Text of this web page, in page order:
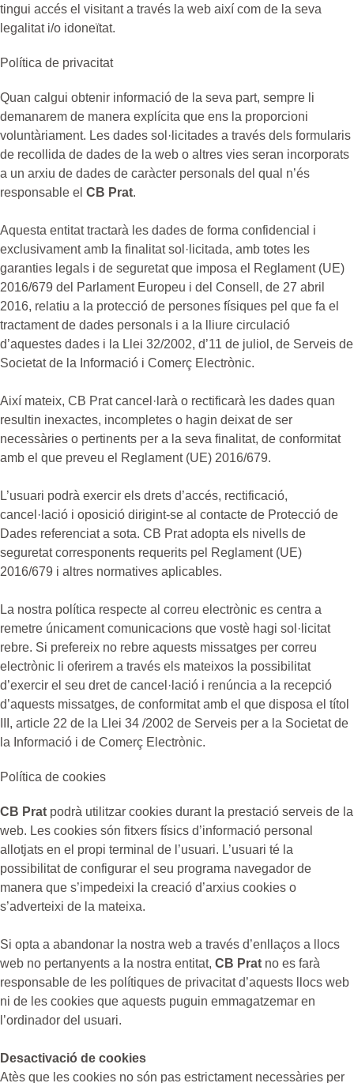
tingui accés el visitant a través la web així com de la seva
legalitat i/o idoneïtat.
Política de privacitat
Quan calgui obtenir informació de la seva part, sempre li
demanarem de manera explícita que ens la proporcioni
voluntàriament. Les dades sol·licitades a través dels formularis
de recollida de dades de la web o altres vies seran incorporats
a un arxiu de dades de caràcter personals del qual n’és
responsable el CB Prat.
Aquesta entitat tractarà les dades de forma confidencial i
exclusivament amb la finalitat sol·licitada, amb totes les
garanties legals i de seguretat que imposa el Reglament (UE)
2016/679 del Parlament Europeu i del Consell, de 27 abril
2016, relatiu a la protecció de persones físiques pel que fa el
tractament de dades personals i a la lliure circulació
d’aquestes dades i la Llei 32/2002, d’11 de juliol, de Serveis de
Societat de la Informació i Comerç Electrònic.
Així mateix, CB Prat cancel·larà o rectificarà les dades quan
resultin inexactes, incompletes o hagin deixat de ser
necessàries o pertinents per a la seva finalitat, de conformitat
amb el que preveu el Reglament (UE) 2016/679.
L’usuari podrà exercir els drets d’accés, rectificació,
cancel·lació i oposició dirigint-se al contacte de Protecció de
Dades referenciat a sota. CB Prat adopta els nivells de
seguretat corresponents requerits pel Reglament (UE)
2016/679 i altres normatives aplicables.
La nostra política respecte al correu electrònic es centra a
remetre únicament comunicacions que vostè hagi sol·licitat
rebre. Si prefereix no rebre aquests missatges per correu
electrònic li oferirem a través els mateixos la possibilitat
d’exercir el seu dret de cancel·lació i renúncia a la recepció
d’aquests missatges, de conformitat amb el que disposa el títol
III, article 22 de la Llei 34 /2002 de Serveis per a la Societat de
la Informació i de Comerç Electrònic.
Política de cookies
CB Prat podrà utilitzar cookies durant la prestació serveis de la
web. Les cookies són fitxers físics d’informació personal
allotjats en el propi terminal de l’usuari. L’usuari té la
possibilitat de configurar el seu programa navegador de
manera que s’impedeixi la creació d’arxius cookies o
s’adverteixi de la mateixa.
Si opta a abandonar la nostra web a través d’enllaços a llocs
web no pertanyents a la nostra entitat, CB Prat no es farà
responsable de les polítiques de privacitat d’aquests llocs web
ni de les cookies que aquests puguin emmagatzemar en
l’ordinador del usuari.
Desactivació de cookies
Atès que les cookies no són pas estrictament necessàries per